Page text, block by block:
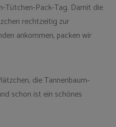
Tütchen-Pack-Tag. Damit die
rechtzeitig zur
ankommen, packen wir
die Tannenbaum-
schon ist ein schönes